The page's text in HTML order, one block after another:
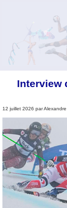
Interview
12 juillet 2026 par